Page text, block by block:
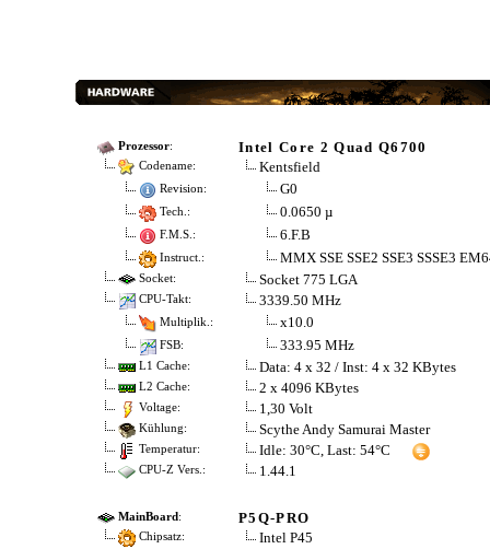
Prozessor: Intel Core 2 Quad Q6700
Codename: Kentsfield
Revision: G0
Tech.: 0.0650 µ
F.M.S.: 6.F.B
Instruct.: MMX SSE SSE2 SSE3 SSSE3
Socket: Socket 775 LGA
CPU-Takt: 3339.50 MHz
Multiplik.: x10.0
FSB: 333.95 MHz
L1 Cache: Data: 4 x 32 / Inst: 4 x 32 KBytes
L2 Cache: 2 x 4096 KBytes
Voltage: 1,30 Volt
Kühlung: Scythe Andy Samurai Master
Temperatur: Idle: 30°C, Last: 54°C
CPU-Z Vers.: 1.44.1
MainBoard: P5Q-PRO
Chipsatz: Intel P45